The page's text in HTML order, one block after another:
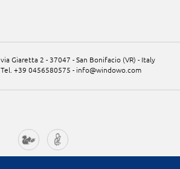
via Giaretta 2 - 37047 - San Bonifacio (VR) - Italy
Tel. +39 0456580575 - info@windowo.com